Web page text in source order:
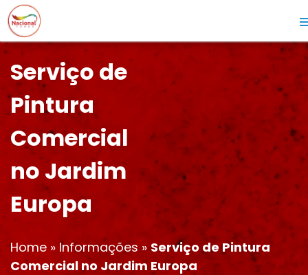
Serviço de
Pintura
Comercial
no Jardim
Europa
Home » Informações » Serviço de Pintura
Comercial no Jardim Europa